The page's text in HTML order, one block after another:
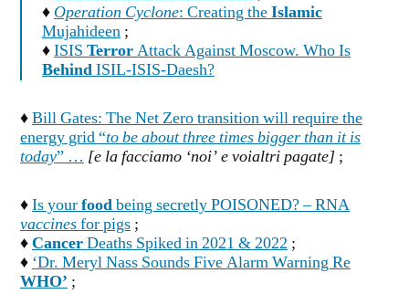
♦ Operation Cyclone: Creating theIslamic
Mujahideen ;
♦ISIS TerrorAttack Against Moscow. Who Is
BehindISIL-ISIS-Daesh?
♦Bill Gates: The Net Zero transition will require the
energy grid “to be about three times bigger than it is
today” … [e la facciamo ‘noi’ e voialtri pagate] ;
♦Is yourfoodbeing secretly POISONED? – RNA
vaccinesfor pigs ;
♦CancerDeaths Spiked in 2021 & 2022 ;
♦ ‘Dr. Meryl Nass Sounds Five Alarm Warning Re
WHO’ ;